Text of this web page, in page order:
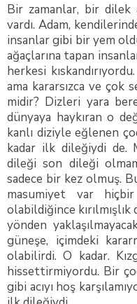
Bir zamanlar, bir dilek
vardı. Adam,
insanlar gibi bir yem
ağaçlarına tapan
herkesi
ama kararsızca ve çok
midir? Dizleri yara
dünyaya haykıran o
kanlı diziyle eğlenen
kadar ilk dileğiydi de.
dileği son dileği
sadece bir kez olmuş.
masumiyet var
olabildiğince
yönden
güneşe, içimdeki
olabilirdi. O kadar.
hissettirmiyordu. Bir
gibi acıyı hoş